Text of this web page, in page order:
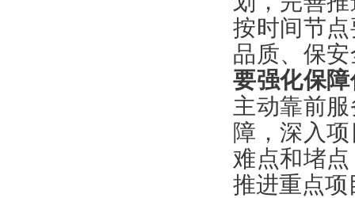
按时间节
品质、保
要强化保
主动靠前
障，深入
难点和堵
推进重点